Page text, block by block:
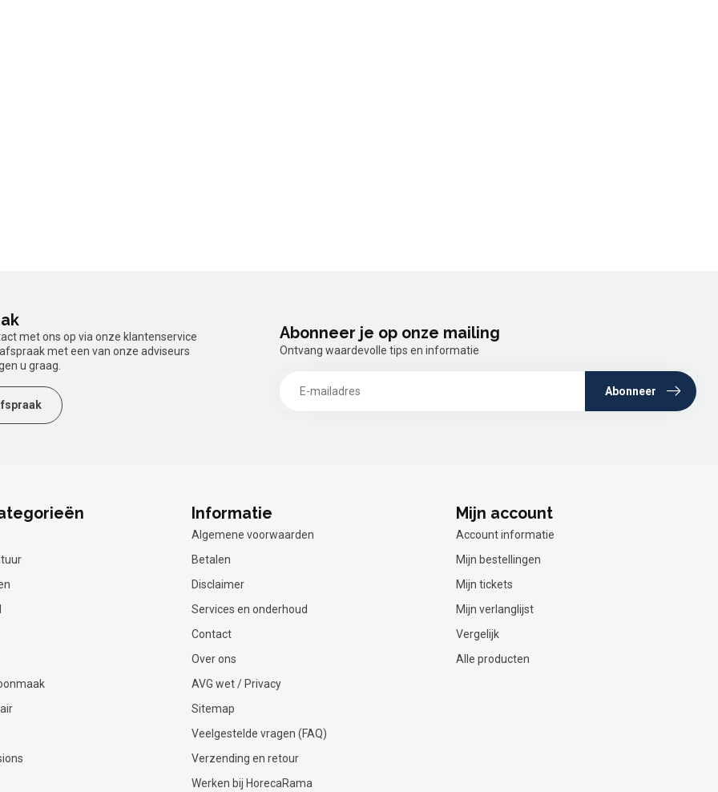
met ons op via onze klantenservice
met een van onze adviseurs
u graag.
Abonneer je op onze mailing
Ontvang waardevolle tips en informatie
Abonneer
Informatie
Algemene voorwaarden
Betalen
Disclaimer
Services en onderhoud
Contact
Over ons
AVG wet / Privacy
Sitemap
Veelgestelde vragen (FAQ)
Verzending en retour
Werken bij HorecaRama
Mijn account
Account informatie
Mijn bestellingen
Mijn tickets
Mijn verlanglijst
Vergelijk
Alle producten